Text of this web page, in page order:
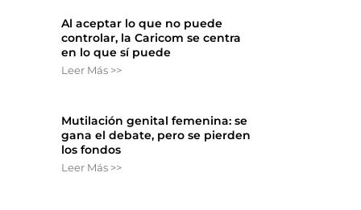
Al aceptar lo que no puede
controlar, la Caricom se centra
en lo que sí puede
Leer Más >>
Mutilación genital femenina: se
gana el debate, pero se pierden
los fondos
Leer Más >>